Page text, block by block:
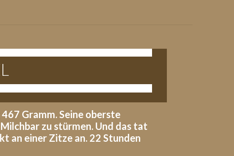
Gramm. Seine oberste
zu stürmen. Und das tat
an einer Zitze an. 22 Stunden